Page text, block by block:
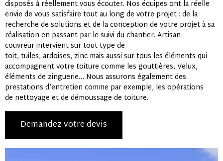
disposés à réellement vous écouter. Nos équipes ont la réelle
envie de vous satisfaire tout au long de votre projet : de la
recherche de solutions et de la conception de votre projet à sa
réalisation en passant par le suivi du chantier. Artisan
couvreur intervient sur tout type de
toit, tuiles, ardoises, zinc mais aussi sur tous les éléments qui
accompagnent votre toiture comme les gouttières, Velux,
éléments de zinguerie… Nous assurons également des
prestations d’entretien comme par exemple, les opérations
de nettoyage et de démoussage de toiture.
Demandez votre devis